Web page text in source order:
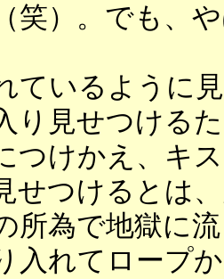
笑）。でも、
ているように
り見せつける
つけかえ、キ
せつけるとは
所為で地獄に
入れてロープ